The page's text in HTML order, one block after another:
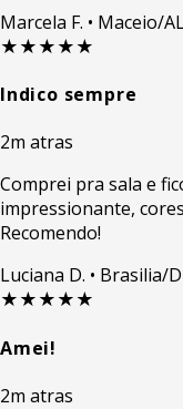
Marcela F. • Maceio/
★★★★★
Indico sempre
2m atras
Comprei pra sala e
impressionante,
Recomendo!
Luciana D. • Brasilia/
★★★★★
Amei!
2m atras